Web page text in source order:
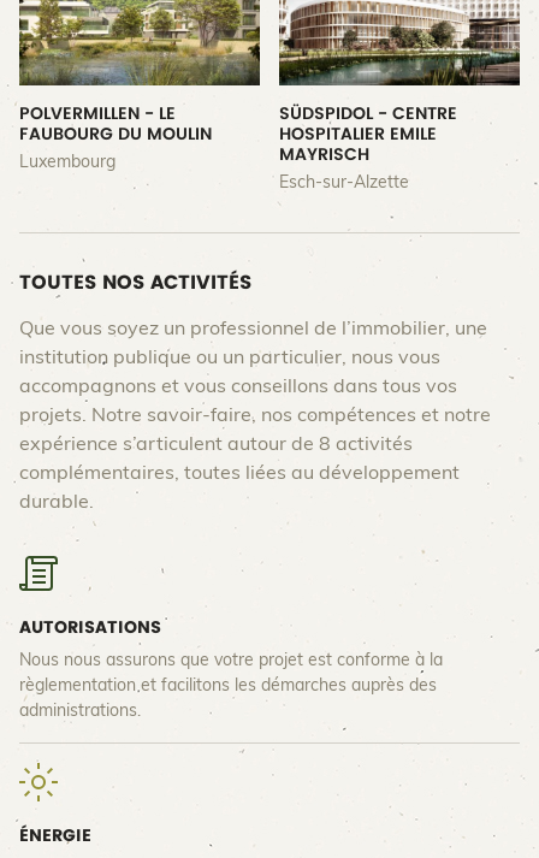
POLVERMILLEN - LE
FAUBOURG DU MOULIN
Luxembourg
SÜDSPIDOL - CENTRE
HOSPITALIER EMILE
MAYRISCH
Esch-sur-Alzette
TOUTES NOS ACTIVITÉS
Que vous soyez un professionnel de l’immobilier, une
institution publique ou un particulier, nous vous
accompagnons et vous conseillons dans tous vos
projets. Notre savoir-faire, nos compétences et notre
expérience s’articulent autour de 8 activités
complémentaires, toutes liées au développement
durable.
AUTORISATIONS
Nous nous assurons que votre projet est conforme à la
règlementation et facilitons les démarches auprès des
administrations.
ÉNERGIE